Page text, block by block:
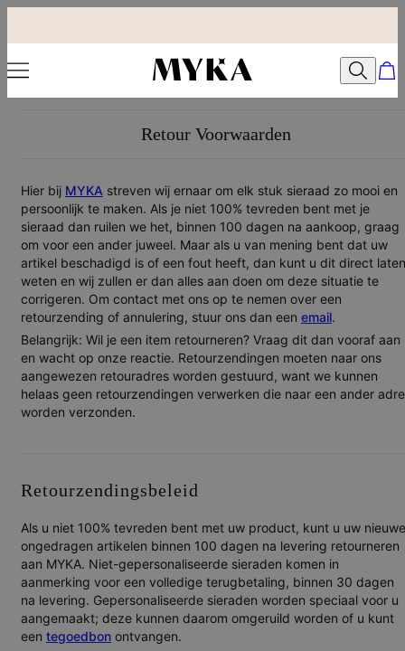
Retour Voorwaarden
Hier bij MYKA streven wij ernaar om elk stuk sieraad zo mooi en
persoonlijk te maken. Als je niet 100% tevreden bent met je
sieraad dan ruilen we het, binnen 100 dagen na aankoop, graag
om voor een ander juweel. Maar als u van mening bent dat uw
artikel beschadigd is of een fout heeft, dan kunt u dit direct laten
weten en wij zullen er dan alles aan doen om deze situatie te
corrigeren. Om contact met ons op te nemen over een
retourzending of annulering, stuur ons dan een email.
Belangrijk: Wil je een item retourneren? Vraag dit dan vooraf aan
en wacht op onze reactie. Retourzendingen moeten naar ons
aangewezen retouradres worden gestuurd, want we kunnen
helaas geen retourzendingen verwerken die naar een ander
worden verzonden.
Retourzendingsbeleid
Als u niet 100% tevreden bent met uw product, kunt u uw
ongedragen artikelen binnen 100 dagen na levering retourneren
aan MYKA. Niet-gepersonaliseerde sieraden komen in
aanmerking voor een volledige terugbetaling, binnen 30 dagen
na levering. Gepersonaliseerde sieraden worden speciaal voor u
aangemaakt; deze kunnen daarom omgeruild worden of u kunt
een tegoedbon ontvangen.